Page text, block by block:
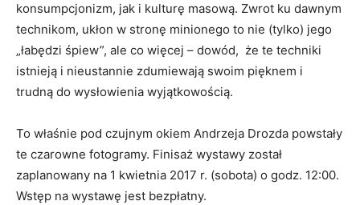
konsumpcjonizm, jak i kulturę masową. Zwrot ku dawnym
technikom, ukłon w stronę minionego to nie (tylko) jego
„łabędzi śpiew”, ale co więcej – dowód, że te techniki
istnieją i nieustannie zdumiewają swoim pięknem i
trudną do wysłowienia wyjątkowością.
To właśnie pod czujnym okiem Andrzeja Drozda powstały
te czarowne fotogramy. Finisaż wystawy został
zaplanowany na 1 kwietnia 2017 r. (sobota) o godz. 12:00.
Wstęp na wystawę jest bezpłatny.